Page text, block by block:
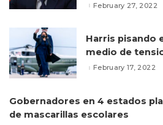
February 27, 2022
Harris pisando
medio de
February 17, 2022
Gobernadores en 4 estados
de mascarillas escolares